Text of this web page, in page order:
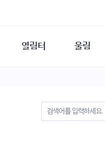
열림터 울림